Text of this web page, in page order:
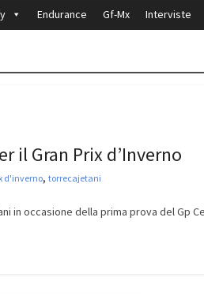
Endurance Gf-Mx Interviste
il Gran Prix d’Inverno
d'inverno, torrecajetani
in occasione della prima prova del Gp